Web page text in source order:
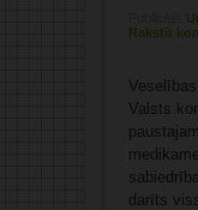
Rakstīt
Valsts
darīts